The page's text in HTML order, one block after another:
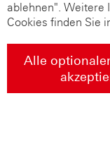
ablehnen". Weitere
Cookies finden Sie
Alle